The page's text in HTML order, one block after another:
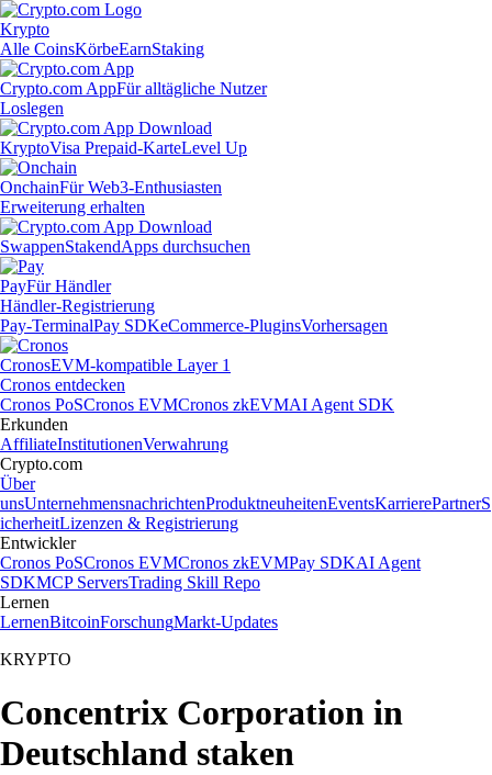
Krypto
Alle CoinsKörbeEarnStaking
Crypto.com AppFür alltägliche Nutzer
Loslegen
KryptoVisa Prepaid-KarteLevel Up
OnchainFür Web3-Enthusiasten
Erweiterung erhalten
SwappenStakendApps durchsuchen
PayFür Händler
Händler-Registrierung
Pay-TerminalPay SDKeCommerce-PluginsVorhersagen
CronosEVM-kompatible Layer 1
Cronos entdecken
Cronos PoSCronos EVMCronos zkEVMAI Agent SDK
Erkunden
AffiliateInstitutionenVerwahrung
Crypto.com
Über
unsUnternehmensnachrichtenProduktneuheitenEventsKarrierePartnerS
icherheitLizenzen & Registrierung
Entwickler
Cronos PoSCronos EVMCronos zkEVMPay SDKAI Agent
SDKMCP ServersTrading Skill Repo
Lernen
LernenBitcoinForschungMarkt-Updates
KRYPTO
Concentrix Corporation in
Deutschland staken